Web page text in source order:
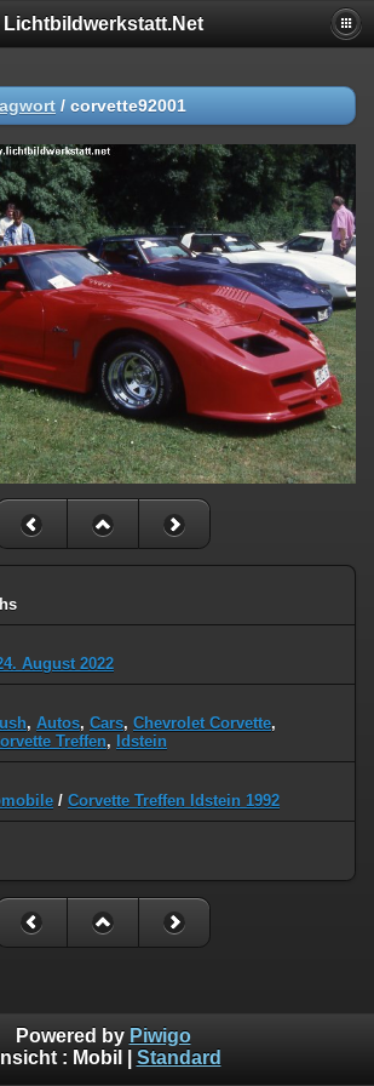
Lichtbildwerkstatt.Net
/ corvette92001
August 2022
, Autos, Cars, Chevrolet Corvette,
Treffen, Idstein
/ Corvette Treffen Idstein 1992
Powered by Piwigo
: Mobil Standard